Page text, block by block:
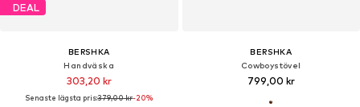
DEAL
BERSHKA
Handväska
303,20 kr
Senaste lägsta pris:379,00 kr-20%
BERSHKA
Cowboystövel
799,00 kr